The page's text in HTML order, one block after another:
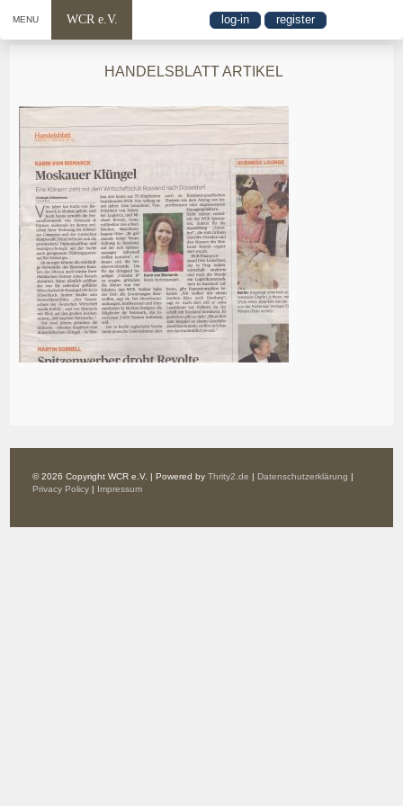
MENU WCR e.V. log-in register
HANDELSBLATT ARTIKEL
© 2026 Copyright WCR e.V. | Powered byThrity2.de | Datenschutzerklärung |
Privacy Policy | Impressum